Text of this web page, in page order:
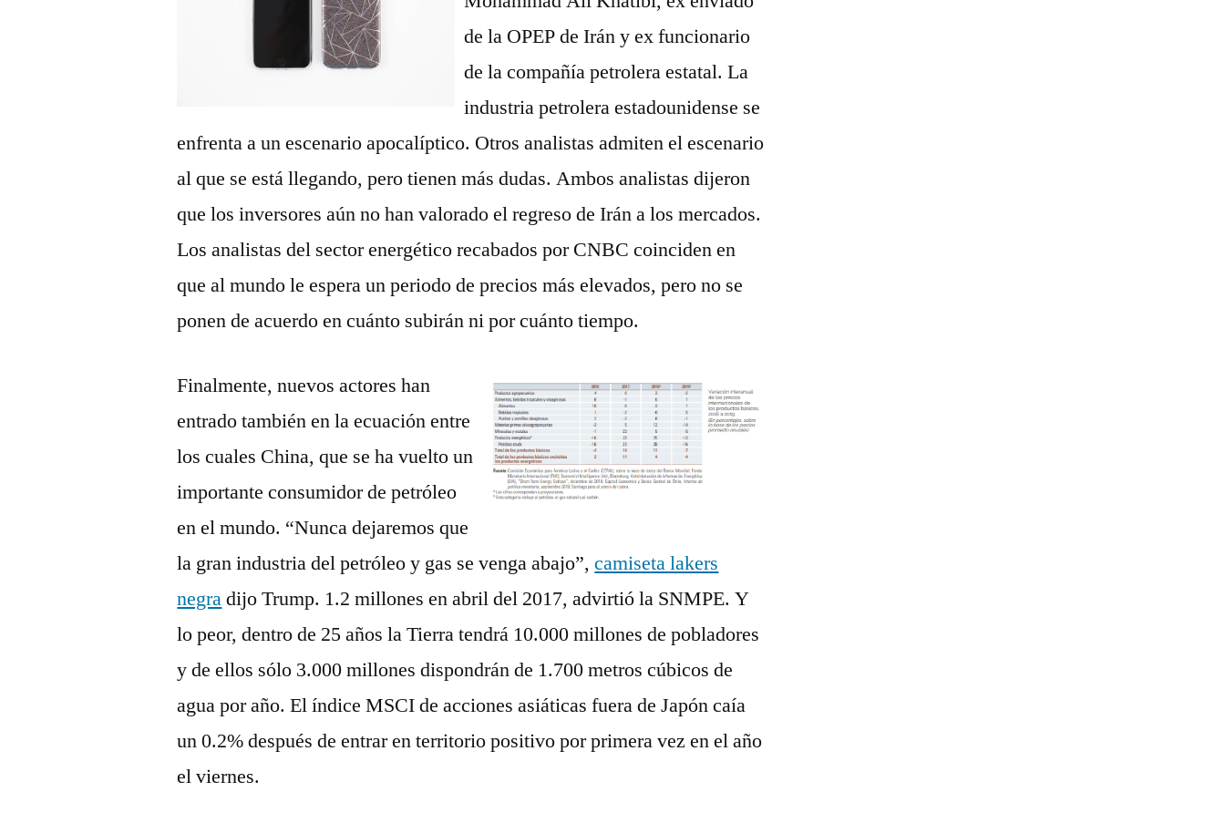
de la OPEP de Irán y ex funcionario
de la compañía petrolera estatal. La
industria petrolera estadounidense se
enfrenta a un escenario apocalíptico. Otros analistas admiten el escenario
al que se está llegando, pero tienen más dudas. Ambos analistas dijeron
que los inversores aún no han valorado el regreso de Irán a los mercados.
Los analistas del sector energético recabados por CNBC coinciden en
que al mundo le espera un periodo de precios más elevados, pero no se
ponen de acuerdo en cuánto subirán ni por cuánto tiempo.
Finalmente, nuevos actores han
entrado también en la ecuación entre
los cuales China, que se ha vuelto un
importante consumidor de petróleo
en el mundo. “Nunca dejaremos que
la gran industria del petróleo y gas se venga abajo”,camiseta lakers
negradijo Trump. 1.2 millones en abril del 2017, advirtió la SNMPE. Y
lo peor, dentro de 25 años la Tierra tendrá 10.000 millones de pobladores
y de ellos sólo 3.000 millones dispondrán de 1.700 metros cúbicos de
agua por año. El índice MSCI de acciones asiáticas fuera de Japón caía
un 0.2% después de entrar en territorio positivo por primera vez en el año
el viernes.